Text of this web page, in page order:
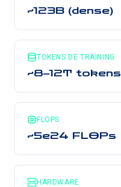
~123B (dense)
TOKENS DE TRAINING
~8–12T tokens
FLOPS
~5e24 FLOPs
HARDWARE